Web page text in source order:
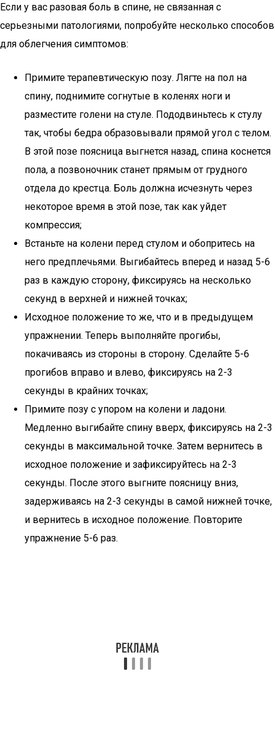
Если у вас разовая боль в спине, не связанная с
серьезными патологиями, попробуйте несколько способов
для облегчения симптомов:
Примите терапевтическую позу. Лягте на пол на
спину, поднимите согнутые в коленях ноги и
разместите голени на стуле. Пододвиньтесь к стулу
так, чтобы бедра образовывали прямой угол с телом.
В этой позе поясница выгнется назад, спина коснется
пола, а позвоночник станет прямым от грудного
отдела до крестца. Боль должна исчезнуть через
некоторое время в этой позе, так как уйдет
компрессия;
Встаньте на колени перед стулом и обопритесь на
него предплечьями. Выгибайтесь вперед и назад 5-6
раз в каждую сторону, фиксируясь на несколько
секунд в верхней и нижней точках;
Исходное положение то же, что и в предыдущем
упражнении. Теперь выполняйте прогибы,
покачиваясь из стороны в сторону. Сделайте 5-6
прогибов вправо и влево, фиксируясь на 2-3
секунды в крайних точках;
Примите позу с упором на колени и ладони.
Медленно выгибайте спину вверх, фиксируясь на 2-3
секунды в максимальной точке. Затем вернитесь в
исходное положение и зафиксируйтесь на 2-3
секунды. После этого выгните поясницу вниз,
задерживаясь на 2-3 секунды в самой нижней точке,
и вернитесь в исходное положение. Повторите
упражнение 5-6 раз.